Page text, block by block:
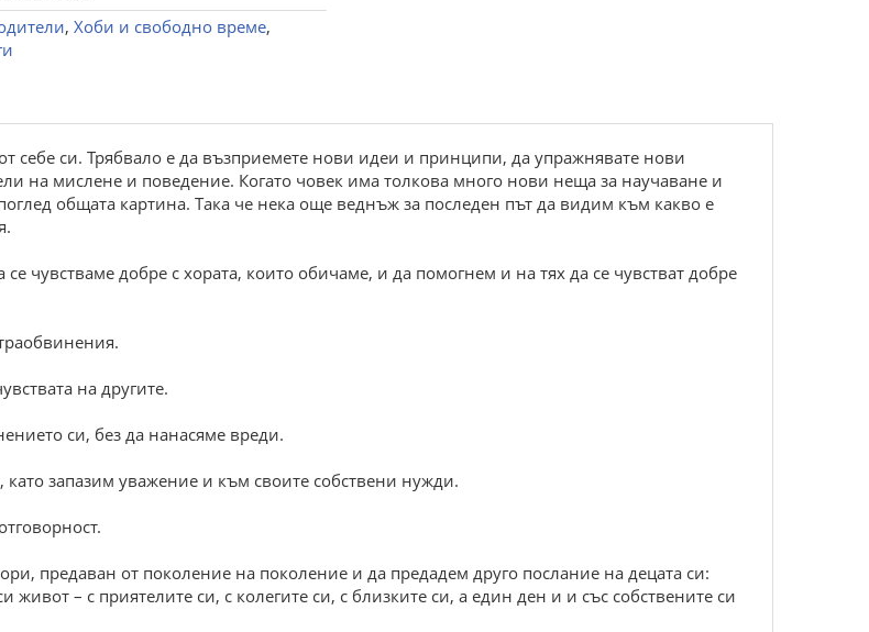
, Хоби и свободно време,
себе си. Трябвало е да възприемете нови идеи и принципи, да упражнявате нови
на мислене и поведение. Когато човек има толкова много нови неща за научаване и
общата картина. Така че нека още веднъж за последен път да видим към какво е
чувстваме добре с хората, които обичаме, и да помогнем и на тях да се чувстват добре
на другите.
си, без да нанасяме вреди.
запазим уважение и към своите собствени нужди.
предаван от поколение на поколение и да предадем друго послание на децата си:
живот – с приятелите си, с колегите си, с близките си, а един ден и и със собствените си